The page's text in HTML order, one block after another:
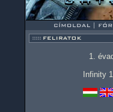
1.
Infinity